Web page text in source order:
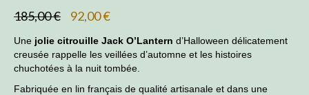
185,00€
Le
prix
initial
était :
185,00 €.
92,00€Le
actuel
est :
92,00 €.
Une jolie citrouille Jack O’Lantern d’Halloween délicatement
creusée rappelle les veillées d’automne et les histoires
chuchotées à la nuit tombée.
Fabriquée en lin français de qualité artisanale et dans une